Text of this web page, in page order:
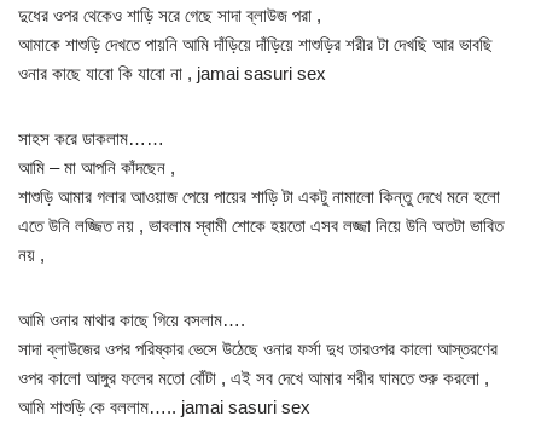
দুধের ওপর থেকেও শাড়ি সরে গেছে সাদা ব্লাউজ পরা ,
আমাকে শাশুড়ি দেখতে পায়নি আমি দাঁড়িয়ে দাঁড়িয়ে শাশুড়ির শরীর টা দেখছি আর ভাবছি
ওনার কাছে যাবো কি যাবো না , jamai sasuri sex
সাহস করে ডাকলাম……
আমি – মা আপনি কাঁদছেন ,
শাশুড়ি আমার গলার আওয়াজ পেয়ে পায়ের শাড়ি টা একটু নামালো কিন্তু দেখে মনে হলো
এতে উনি লজ্জিত নয় , ভাবলাম স্বামী শোকে হয়তো এসব লজ্জা নিয়ে উনি অতটা ভাবিত
নয় ,
আমি ওনার মাথার কাছে গিয়ে বসলাম….
সাদা ব্লাউজের ওপর পরিষ্কার ভেসে উঠেছে ওনার ফর্সা দুধ তারওপর কালো আস্তরণের
ওপর কালো আঙ্গুর ফলের মতো বোঁটা , এই সব দেখে আমার শরীর ঘামতে শুরু করলো ,
আমি শাশুড়ি কে বললাম….. jamai sasuri sex